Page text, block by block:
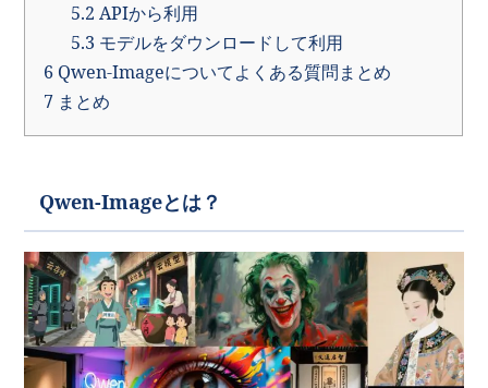
5.2 APIから利用
5.3 モデルをダウンロードして利用
6 Qwen-Imageについてよくある質問まとめ
7 まとめ
Qwen-Imageとは？